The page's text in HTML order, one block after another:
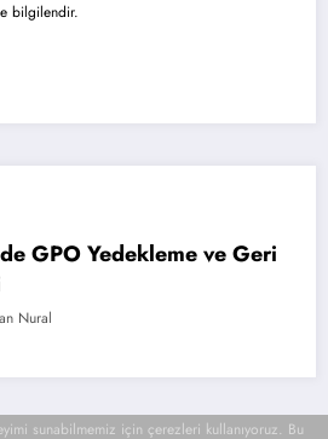
bilgilendir.
SE İlk CU Güncellemesi:
Dağcan Nural
sunabilmemiz için çerezleri kullanıyoruz. Bu